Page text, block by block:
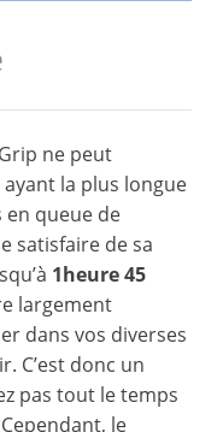
ne peut
la plus longue
en queue de
satisfaire de sa
1heure 45
largement
dans vos diverses
C’est donc un
pas tout le temps
le